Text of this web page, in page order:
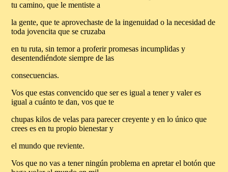
tu camino, que le mentiste a
la gente, que te aprovechaste de la ingenuidad o la necesidad de
toda jovencita que se cruzaba
en tu ruta, sin temor a proferir promesas incumplidas y
desentendiéndote siempre de las
consecuencias.
Vos que estas convencido que ser es igual a tener y valer es
igual a cuánto te dan, vos que te
chupas kilos de velas para parecer creyente y en lo único que
crees es en tu propio bienestar y
el mundo que reviente.
Vos que no vas a tener ningún problema en apretar el botón que